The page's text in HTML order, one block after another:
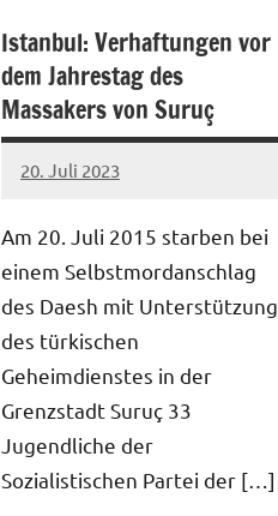
Istanbul: Verhaftungen vor
dem Jahrestag des
Massakers von Suruç
20. Juli 2023
network
Am 20. Juli 2015 starben bei
einem Selbstmordanschlag
des Daesh mit Unterstützung
des türkischen
Geheimdienstes in der
Grenzstadt Suruç 33
Jugendliche der
Sozialistischen Partei der […]